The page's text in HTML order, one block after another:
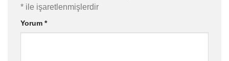
* ile işaretlenmişlerdir
Yorum *